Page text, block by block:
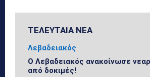
ΤΕΛΕΥΤΑΙΑ ΝΕΑ
Λεβαδειακός
Ο Λεβαδειακός ανακοίνωσε
από δοκιμές!